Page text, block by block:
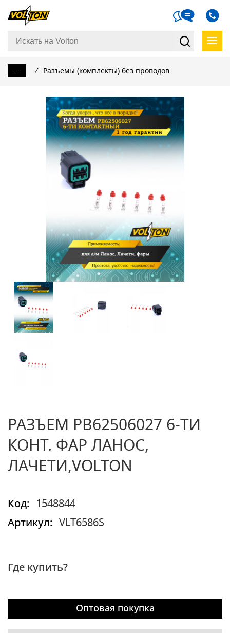
... / Разъемы (комплекты) без проводов
РАЗЪЕМ PB62506027 6-ТИ
КОНТ. ФАР ЛАНОС,
ЛАЧЕТИ,VOLTON
Код:
1548844
Артикул:
VLT6586S
Где купить?
Оптовая покупка